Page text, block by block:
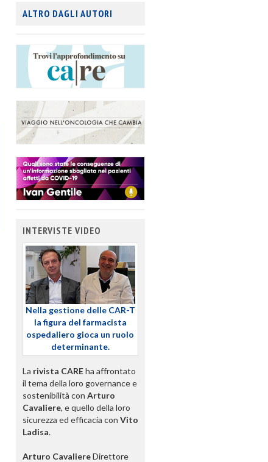
ALTRO DAGLI AUTORI
INTERVISTE VIDEO
Nella gestione delle CAR-T
la figura del farmacista
ospedaliero gioca un ruolo
determinante.
La rivista CAREha affrontato
il tema della loro governance e
sostenibilità con Arturo
Cavaliere, e quello della loro
sicurezza ed efficacia con Vito
Ladisa.
Arturo CavaliereDirettore